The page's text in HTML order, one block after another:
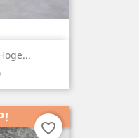
favorite_border